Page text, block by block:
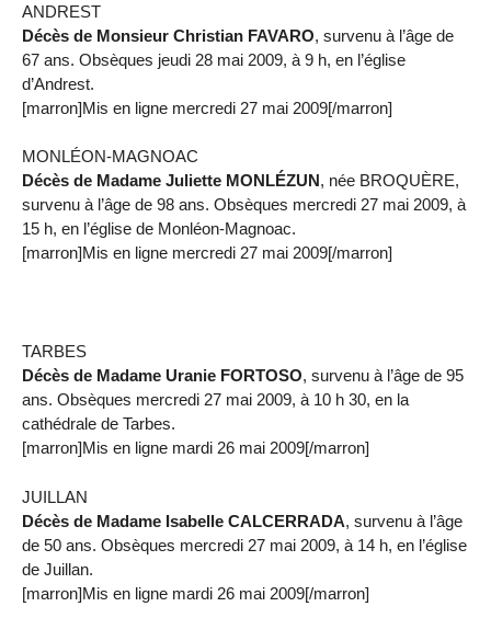
ANDREST
Décès de Monsieur Christian FAVARO, survenu à l’âge de
67 ans. Obsèques jeudi 28 mai 2009, à 9 h, en l’église
d’Andrest.
[marron]Mis en ligne mercredi 27 mai 2009[/marron]
MONLÉON-MAGNOAC
Décès de Madame Juliette MONLÉZUN, née BROQUÈRE,
survenu à l’âge de 98 ans. Obsèques mercredi 27 mai 2009, à
15 h, en l’église de Monléon-Magnoac.
[marron]Mis en ligne mercredi 27 mai 2009[/marron]
TARBES
Décès de Madame Uranie FORTOSO, survenu à l’âge de 95
ans. Obsèques mercredi 27 mai 2009, à 10 h 30, en la
cathédrale de Tarbes.
[marron]Mis en ligne mardi 26 mai 2009[/marron]
JUILLAN
Décès de Madame Isabelle CALCERRADA, survenu à l’âge
de 50 ans. Obsèques mercredi 27 mai 2009, à 14 h, en l’église
de Juillan.
[marron]Mis en ligne mardi 26 mai 2009[/marron]